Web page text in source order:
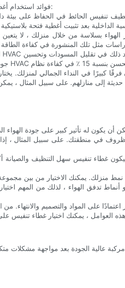
فوائد استخدام أغطية تنفيس الجدار عديدة ، سواء من حيث الصحة وكفاءة الطاقة. فيما يلي بعض المزايا الرئيسية:
كبيرًا في النداء الجمالي لمنزلك.
الجودة بعد مواجهة مشكلات